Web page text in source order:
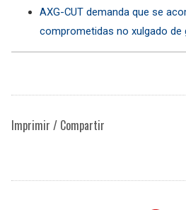
AXG-CUT demanda que se
comprometidas no xulgado de
Imprimir / Compartir